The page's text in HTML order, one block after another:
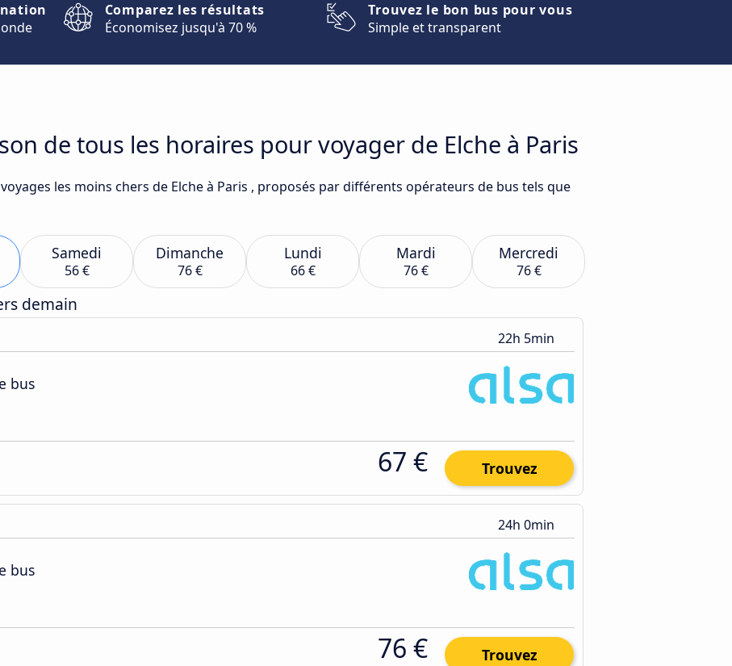
Comparez les résultats
Économisez jusqu'à 70 %
Trouvez le bon bus pour vous
Simple et transparent
de tous les horaires pour voyager de Elche à Paris
les moins chers de Elche à Paris , proposés par différents opérateurs de bus tels que
Samedi
56 €
Dimanche
76 €
Lundi
66 €
Mardi
76 €
Mercredi
76 €
demain
22h 5min
bus
67 € Trouvez
24h 0min
bus
76 € Trouvez